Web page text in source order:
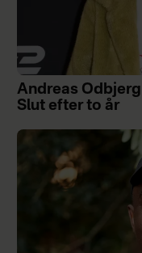
Andreas
Slut efter to år